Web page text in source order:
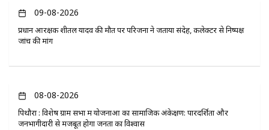
09-08-2026
प्रधान आरक्षक शीतल यादव की मौत पर परिजनों ने जताया संदेह, कलेक्टर से निष्पक्ष
जांच की मांग
08-08-2026
पिथौरा : विशेष ग्राम सभा में योजनाओं का सामाजिक अंकेक्षण: पारदर्शिता और
जनभागीदारी से मजबूत होगा जनता का विश्वास